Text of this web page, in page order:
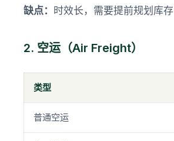
缺点： 时效长，需要提前规划库存
2. 空运（Air Freight）
类型
普通空运